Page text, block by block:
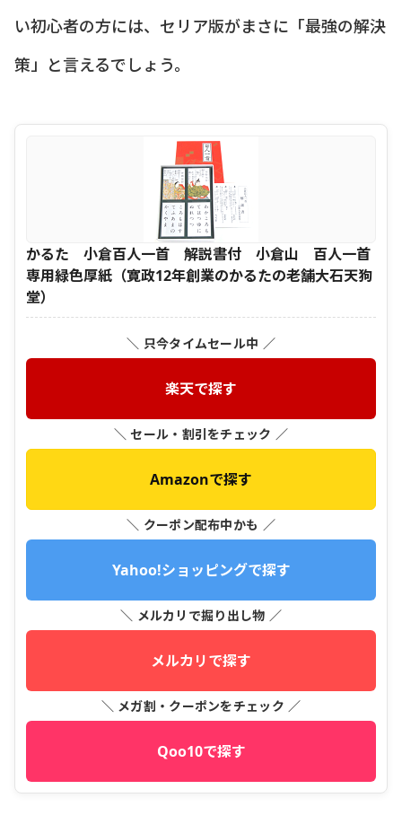
い初心者の方には、セリア版がまさに「最強の解決
策」と言えるでしょう。
かるた 小倉百人一首 解説書付 小倉山 百人一首
専用緑色厚紙（寛政12年創業のかるたの老舗大石天狗
堂）
＼ 只今タイムセール中 ／
楽天で探す
＼ セール・割引をチェック ／
Amazonで探す
＼ クーポン配布中かも ／
Yahoo!ショッピングで探す
＼ メルカリで掘り出し物 ／
メルカリで探す
＼ メガ割・クーポンをチェック ／
Qoo10で探す